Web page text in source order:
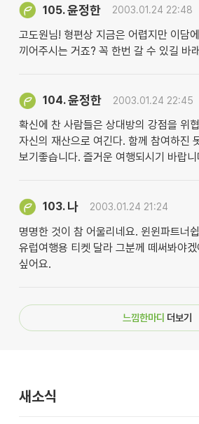
105.윤정한 2003.01.24 22:48
고도원님! 형편상 지금은 어렵지만 이담
끼어주시는 거죠? 꼭 한번 갈 수 있길 바
104.윤정한 2003.01.24 22:45
확신에 찬 사람들은 상대방의 강점을 위
자신의 재산으로 여긴다. 함께 참여하진
보기좋습니다. 즐거운 여행되시기 바랍니
103. 나 2003.01.24 21:24
명명한 것이 참 어울리네요. 윈윈파트너
유럽여행용 티켓 달라 그분께 떼써봐야
싶어요.
느낌한마디 더보기
새소식